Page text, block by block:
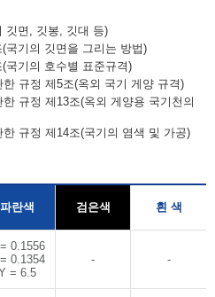
깃면, 깃봉, 깃대 등)
국기의 깃면을 그리는 방법)
국기의 호수별 표준규격)
규정 제5조(옥외 국기 게양 규격)
규정 제13조(옥외 게양용 국기천의
규정 제14조(국기의 염색 및 가공)
파란색 검은색 흰 색
0.1556
0.1354
= 6.5
- -